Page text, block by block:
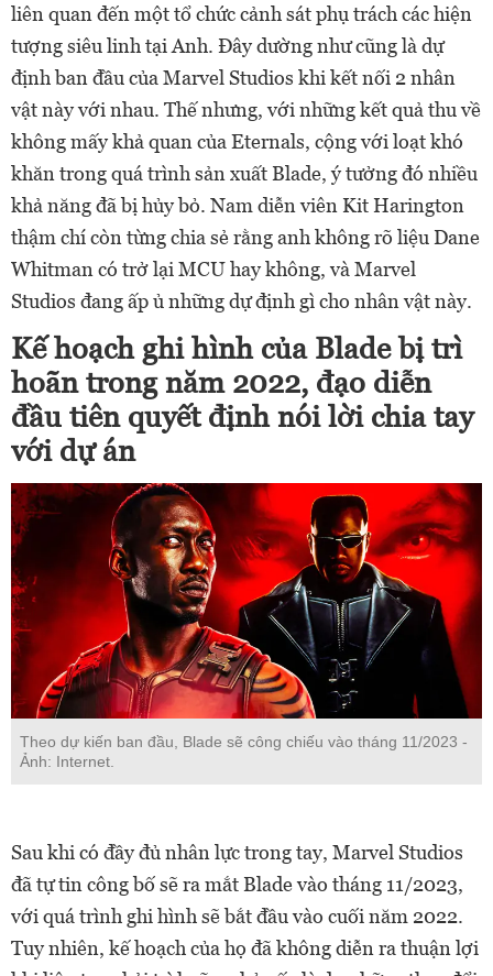
liên quan đến một tổ chức cảnh sát phụ trách các hiện
tượng siêu linh tại Anh. Đây dường như cũng là dự
định ban đầu của Marvel Studios khi kết nối 2 nhân
vật này với nhau. Thế nhưng, với những kết quả thu về
không mấy khả quan của Eternals, cộng với loạt khó
khăn trong quá trình sản xuất Blade, ý tưởng đó nhiều
khả năng đã bị hủy bỏ. Nam diễn viên Kit Harington
thậm chí còn từng chia sẻ rằng anh không rõ liệu Dane
Whitman có trở lại MCU hay không, và Marvel
Studios đang ấp ủ những dự định gì cho nhân vật này.
Kế hoạch ghi hình của Blade bị trì
hoãn trong năm 2022, đạo diễn
đầu tiên quyết định nói lời chia tay
với dự án
Theo dự kiến ban đầu, Blade sẽ công chiếu vào tháng 11/2023 -
Ảnh: Internet.
Sau khi có đầy đủ nhân lực trong tay, Marvel Studios
đã tự tin công bố sẽ ra mắt Blade vào tháng 11/2023,
với quá trình ghi hình sẽ bắt đầu vào cuối năm 2022.
Tuy nhiên, kế hoạch của họ đã không diễn ra thuận lợi